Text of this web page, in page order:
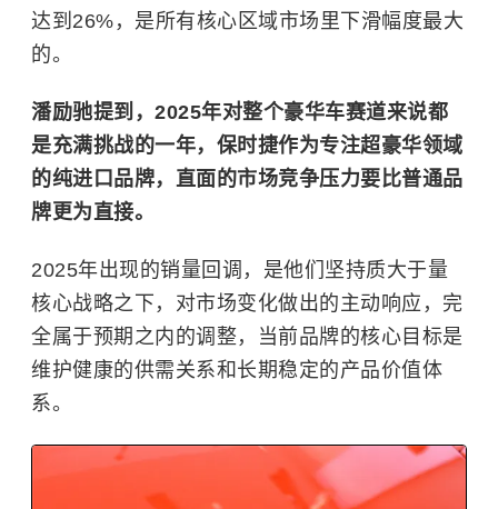
达到26%，是所有核心区域市场里下滑幅度最大
的。
潘励驰提到，2025年对整个豪华车赛道来说都
是充满挑战的一年，保时捷作为专注超豪华领域
的纯进口品牌，直面的市场竞争压力要比普通品
牌更为直接。
2025年出现的销量回调，是他们坚持质大于量
核心战略之下，对市场变化做出的主动响应，完
全属于预期之内的调整，当前品牌的核心目标是
维护健康的供需关系和长期稳定的产品价值体
系。